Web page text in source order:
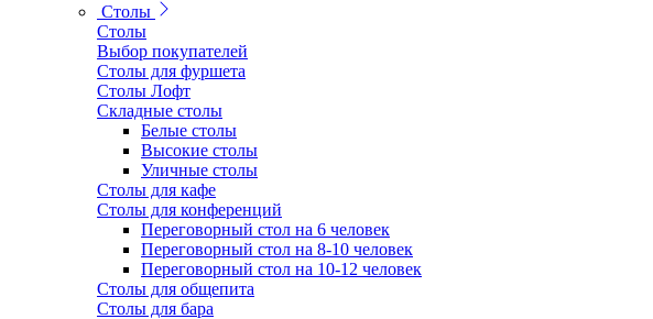
Столы
Столы
Выбор покупателей
Столы для фуршета
Столы Лофт
Складные столы
Белые столы
Высокие столы
Уличные столы
Столы для кафе
Столы для конференций
Переговорный стол на 6 человек
Переговорный стол на 8-10 человек
Переговорный стол на 10-12 человек
Столы для общепита
Столы для бара